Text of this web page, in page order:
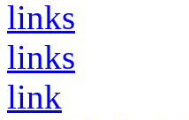
links
links
link